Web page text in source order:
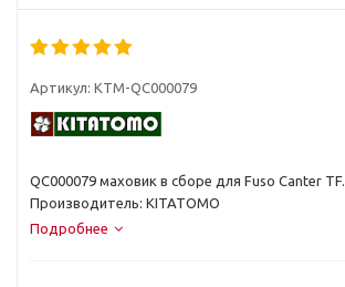
Артикул: KTM-QC000079
QC000079 маховик в сборе для Fuso Canter TF.
Производитель: KITATOMO
Подробнее